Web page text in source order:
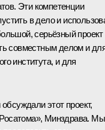
Эти компетенции
в дело и
серьёзный проект
совместным делом и
института, и для
этот проект,
Минздрава. Мы